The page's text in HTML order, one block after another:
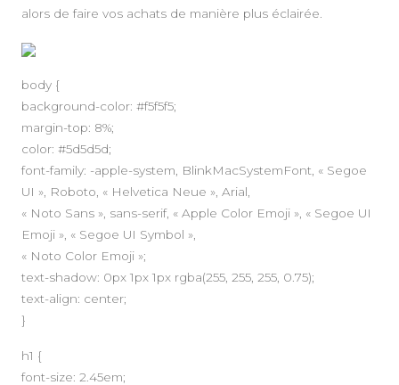
alors de faire vos achats de manière plus éclairée.
body {
background-color: #f5f5f5;
margin-top: 8%;
color: #5d5d5d;
font-family: -apple-system, BlinkMacSystemFont, « Segoe
UI », Roboto, « Helvetica Neue », Arial,
« Noto Sans », sans-serif, « Apple Color Emoji », « Segoe UI
Emoji », « Segoe UI Symbol »,
« Noto Color Emoji »;
text-shadow: 0px 1px 1px rgba(255, 255, 255, 0.75);
text-align: center;
}
h1 {
font-size: 2.45em;
A PROPOS